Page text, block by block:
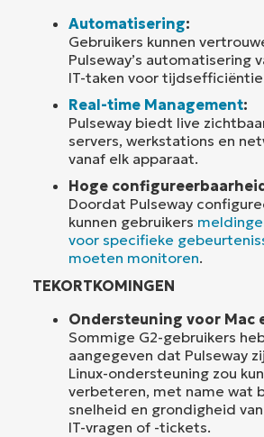
Automatisering:
Gebruikers kunnen
Pulseway’s automatisering
IT-taken voor
Real-time Management:
Pulseway biedt live
servers, werkstations en
vanaf elk apparaat.
Hoge
Doordat Pulseway
kunnen gebruikers
voor specifieke
moeten monitoren.
TEKORTKOMINGEN
Ondersteuning voor Mac
Sommige G2-gebruikers
aangegeven dat Pulseway
Linux-ondersteuning zou
verbeteren, met name wat
snelheid en grondigheid
IT-vragen of -tickets.